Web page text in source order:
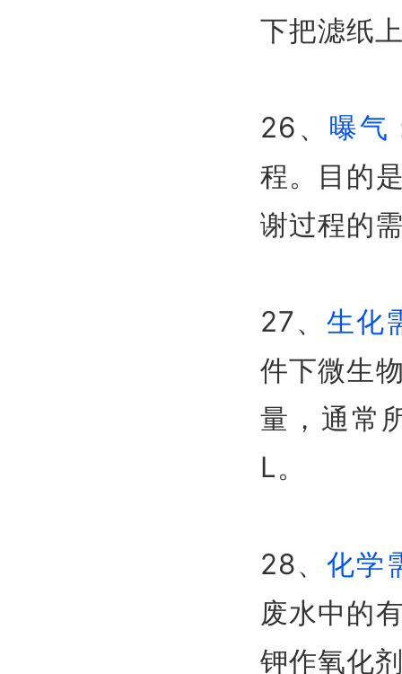
下把滤纸
26、 曝气
程。目的
谢过程的
27、 生化
件下微生
量，通常
L。
28、化学
废水中的
钾作氧化